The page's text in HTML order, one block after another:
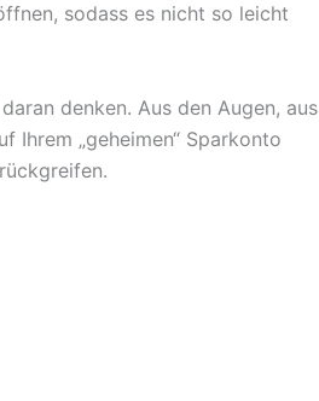
sodass es nicht so leicht
denken. Aus den Augen, aus
Ihrem „geheimen“ Sparkonto